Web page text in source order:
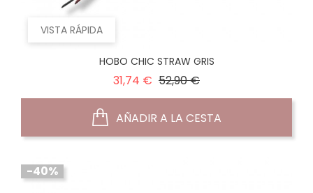
VISTA RÁPIDA
HOBO CHIC STRAW GRIS
31,74 € Precio
52,90 €Precio
AÑADIR A LA CESTA
-40%